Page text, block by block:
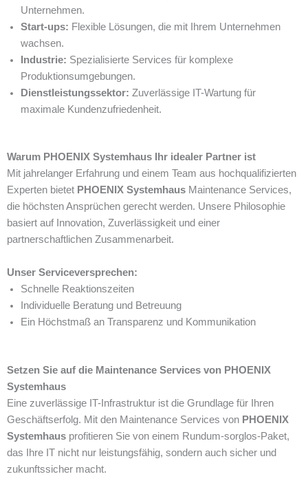
Unternehmen.
Start-ups: Flexible Lösungen, die mit Ihrem Unternehmen
wachsen.
Industrie: Spezialisierte Services für komplexe
Produktionsumgebungen.
Dienstleistungssektor: Zuverlässige IT-Wartung für
maximale Kundenzufriedenheit.
Warum PHOENIX Systemhaus Ihr idealer Partner ist
Mit jahrelanger Erfahrung und einem Team aus hochqualifizierten
Experten bietet PHOENIX Systemhaus Maintenance Services,
die höchsten Ansprüchen gerecht werden. Unsere Philosophie
basiert auf Innovation, Zuverlässigkeit und einer
partnerschaftlichen Zusammenarbeit.
Unser Serviceversprechen:
Schnelle Reaktionszeiten
Individuelle Beratung und Betreuung
Ein Höchstmaß an Transparenz und Kommunikation
Setzen Sie auf die Maintenance Services von PHOENIX
Systemhaus
Eine zuverlässige IT-Infrastruktur ist die Grundlage für Ihren
Geschäftserfolg. Mit den Maintenance Services von PHOENIX
Systemhaus profitieren Sie von einem Rundum-sorglos-Paket,
das Ihre IT nicht nur leistungsfähig, sondern auch sicher und
zukunftssicher macht.